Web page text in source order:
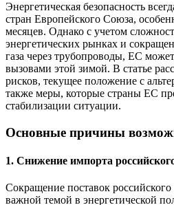
Энергетическая безопасность
стран Европейского Союза,
месяцев. Однако с учетом
энергетических рынках и
газа через трубопроводы, ЕС
вызовами этой зимой. В статье
рисков, текущее положение с
также меры, которые страны ЕС
стабилизации ситуации.
Основные причины
1. Снижение импорта
Сокращение поставок российского
важной темой в энергетической